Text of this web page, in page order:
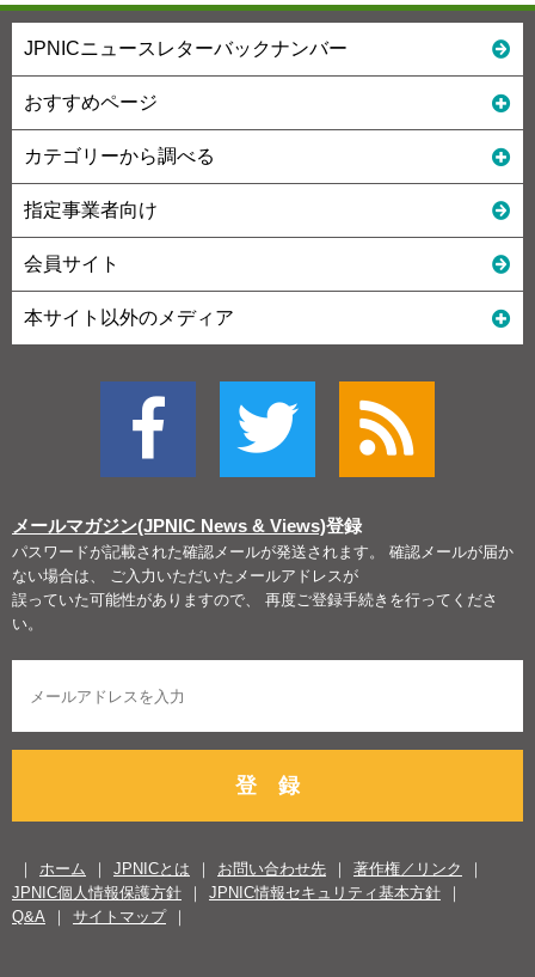
JPNICニュースレターバックナンバー
おすすめページ
カテゴリーから調べる
指定事業者向け
会員サイト
本サイト以外のメディア
メールマガジン(JPNIC News & Views)登録
パスワードが記載された確認メールが発送されます。 確認メールが届か
ない場合は、 ご入力いただいたメールアドレスが
誤っていた可能性がありますので、 再度ご登録手続きを行ってくださ
い。
登 録
ホーム JPNICとは お問い合わせ先
著作権／リンク
JPNIC個人情報保護方針
JPNIC情報セキュリティ基本方針
Q&A
サイトマップ